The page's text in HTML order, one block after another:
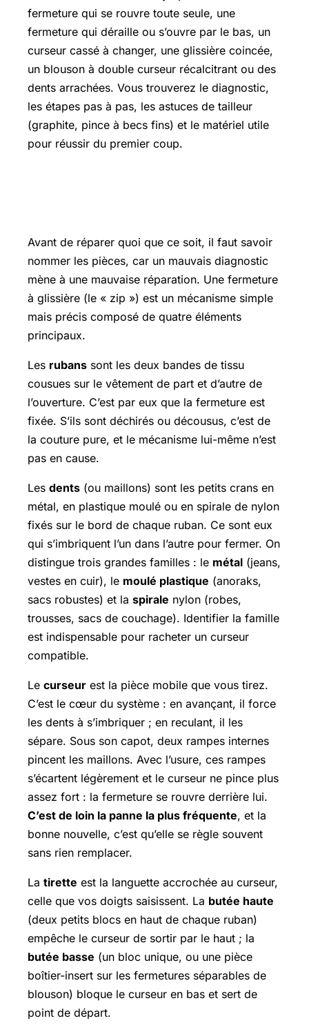
fermeture qui se rouvre toute seule, une
fermeture qui déraille ou s’ouvre par le bas, un
curseur cassé à changer, une glissière coincée,
un blouson à double curseur récalcitrant ou des
dents arrachées. Vous trouverez le diagnostic,
les étapes pas à pas, les astuces de tailleur
(graphite, pince à becs fins) et le matériel utile
pour réussir du premier coup.
Avant de réparer quoi que ce soit, il faut savoir
nommer les pièces, car un mauvais diagnostic
mène à une mauvaise réparation. Une fermeture
à glissière (le « zip ») est un mécanisme simple
mais précis composé de quatre éléments
principaux.
Les rubans sont les deux bandes de tissu
cousues sur le vêtement de part et d’autre de
l’ouverture. C’est par eux que la fermeture est
fixée. S’ils sont déchirés ou décousus, c’est de
la couture pure, et le mécanisme lui-même n’est
pas en cause.
Les dents (ou maillons) sont les petits crans en
métal, en plastique moulé ou en spirale de nylon
fixés sur le bord de chaque ruban. Ce sont eux
qui s’imbriquent l’un dans l’autre pour fermer. On
distingue trois grandes familles : le métal (jeans,
vestes en cuir), le moulé plastique (anoraks,
sacs robustes) et la spirale nylon (robes,
trousses, sacs de couchage). Identifier la famille
est indispensable pour racheter un curseur
compatible.
Le curseur est la pièce mobile que vous tirez.
C’est le cœur du système : en avançant, il force
les dents à s’imbriquer ; en reculant, il les
sépare. Sous son capot, deux rampes internes
pincent les maillons. Avec l’usure, ces rampes
s’écartent légèrement et le curseur ne pince plus
assez fort : la fermeture se rouvre derrière lui.
C’est de loin la panne la plus fréquente, et la
bonne nouvelle, c’est qu’elle se règle souvent
sans rien remplacer.
La tirette est la languette accrochée au curseur,
celle que vos doigts saisissent. La butée haute
(deux petits blocs en haut de chaque ruban)
empêche le curseur de sortir par le haut ; la
butée basse (un bloc unique, ou une pièce
boîtier-insert sur les fermetures séparables de
blouson) bloque le curseur en bas et sert de
point de départ.